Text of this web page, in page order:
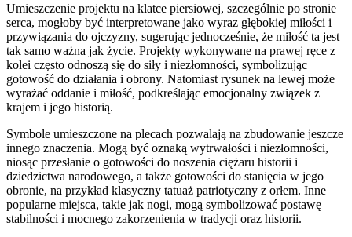
Umieszczenie projektu na klatce piersiowej, szczególnie po stronie
serca, mogłoby być interpretowane jako wyraz głębokiej miłości i
przywiązania do ojczyzny, sugerując jednocześnie, że miłość ta jest
tak samo ważna jak życie. Projekty wykonywane na prawej ręce z
kolei często odnoszą się do siły i niezłomności, symbolizując
gotowość do działania i obrony. Natomiast rysunek na lewej może
wyrażać oddanie i miłość, podkreślając emocjonalny związek z
krajem i jego historią.
Symbole umieszczone na plecach pozwalają na zbudowanie jeszcze
innego znaczenia. Mogą być oznaką wytrwałości i niezłomności,
niosąc przesłanie o gotowości do noszenia ciężaru historii i
dziedzictwa narodowego, a także gotowości do stanięcia w jego
obronie, na przykład klasyczny tatuaż patriotyczny z orłem. Inne
popularne miejsca, takie jak nogi, mogą symbolizować postawę
stabilności i mocnego zakorzenienia w tradycji oraz historii.